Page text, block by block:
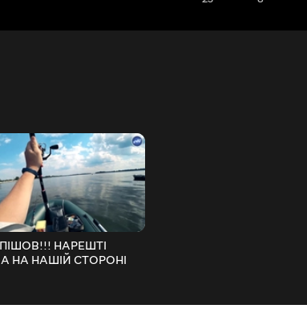
НАРЕШТІ
НА НАШІЙ СТОРОНІ